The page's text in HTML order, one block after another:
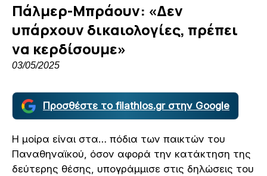
Πάλμερ-Μπράουν: «Δεν
υπάρχουν δικαιολογίες, πρέπει
να κερδίσουμε»
03/05/2025
Προσθέστε το filathlos.gr στην Google
Η μοίρα είναι στα… πόδια των παικτών του
Παναθηναϊκού, όσον αφορά την κατάκτηση της
δεύτερης θέσης, υπογράμμισε στις δηλώσεις του